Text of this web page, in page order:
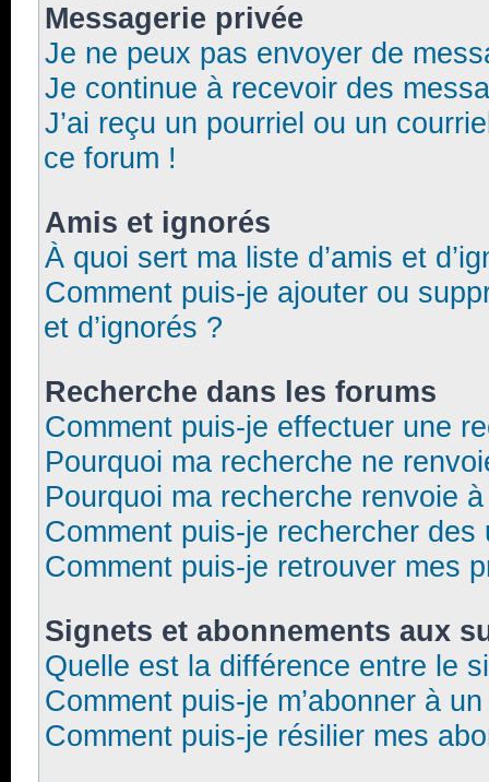
Messagerie privée
Je ne peux pas envoyer de
Je continue à recevoir des
J’ai reçu un pourriel ou un
ce forum !
Amis et ignorés
À quoi sert ma liste d’amis et
Comment puis-je ajouter ou
et d’ignorés ?
Recherche dans les forums
Comment puis-je effectuer une
Pourquoi ma recherche ne
Pourquoi ma recherche renvoie
Comment puis-je rechercher des
Comment puis-je retrouver mes
Signets et abonnements aux
Quelle est la différence entre le
Comment puis-je m’abonner à
Comment puis-je résilier mes